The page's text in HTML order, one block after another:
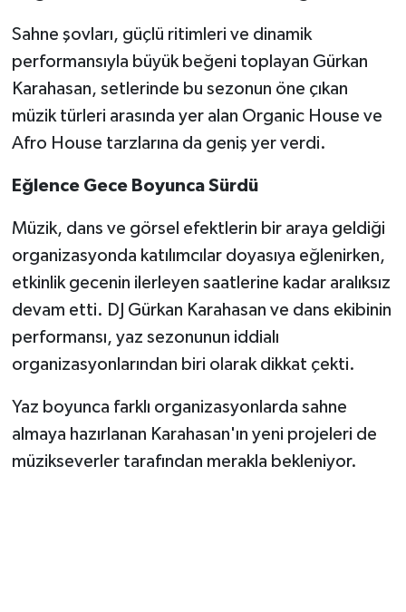
Sahne şovları, güçlü ritimleri ve dinamik
performansıyla büyük beğeni toplayan Gürkan
Karahasan, setlerinde bu sezonun öne çıkan
müzik türleri arasında yer alan Organic House ve
Afro House tarzlarına da geniş yer verdi.
Eğlence Gece Boyunca Sürdü
Müzik, dans ve görsel efektlerin bir araya geldiği
organizasyonda katılımcılar doyasıya eğlenirken,
etkinlik gecenin ilerleyen saatlerine kadar aralıksız
devam etti. DJ Gürkan Karahasan ve dans ekibinin
performansı, yaz sezonunun iddialı
organizasyonlarından biri olarak dikkat çekti.
Yaz boyunca farklı organizasyonlarda sahne
almaya hazırlanan Karahasan'ın yeni projeleri de
müzikseverler tarafından merakla bekleniyor.
Yaşam